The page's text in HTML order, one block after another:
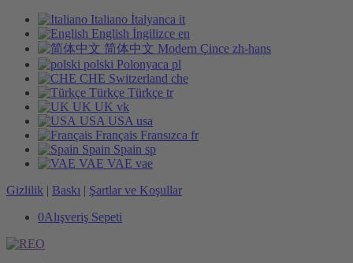
Italiano İtalyanca it
English İngilizce en
简体中文 Modern Çince zh-hans
polski Polonyaca pl
CHE Switzerland che
Türkçe Türkçe tr
UK UK vk
USA USA usa
Français Fransızca fr
Spain Spain sp
VAE VAE vae
Gizlilik | Baskı | Şartlar ve Koşullar
0Alışveriş Sepeti